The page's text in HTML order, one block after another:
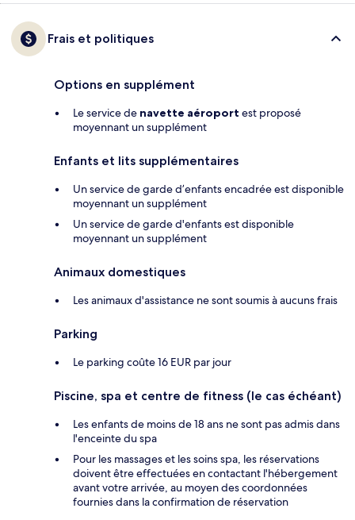
Frais et politiques
Options en supplément
Le service de navette aéroport est proposé
moyennant un supplément
Enfants et lits supplémentaires
Un service de garde d’enfants encadrée est disponible
moyennant un supplément
Un service de garde d'enfants est disponible
moyennant un supplément
Animaux domestiques
Les animaux d'assistance ne sont soumis à aucuns frais
Parking
Le parking coûte 16 EUR par jour
Piscine, spa et centre de fitness (le cas échéant)
Les enfants de moins de 18 ans ne sont pas admis dans
l'enceinte du spa
Pour les massages et les soins spa, les réservations
doivent être effectuées en contactant l'hébergement
avant votre arrivée, au moyen des coordonnées
fournies dans la confirmation de réservation